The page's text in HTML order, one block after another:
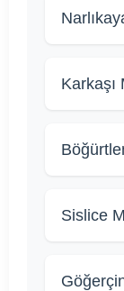
Karkaşı
Sislice